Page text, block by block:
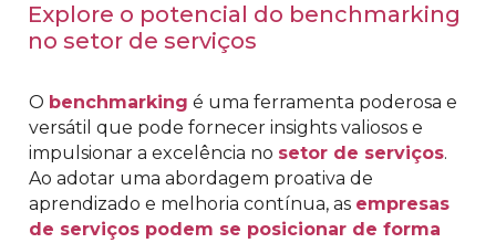
Explore o potencial do benchmarking
no setor de serviços
O benchmarking é uma ferramenta poderosa e
versátil que pode fornecer insights valiosos e
impulsionar a excelência no setor de serviços.
Ao adotar uma abordagem proativa de
aprendizado e melhoria contínua, as empresas
de serviços podem se posicionar de forma